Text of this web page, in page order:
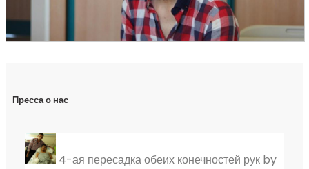
Пресса о нас
4-ая пересадка обеих конечностей рук by